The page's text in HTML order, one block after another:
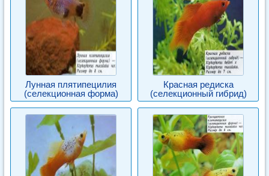
Лунная плятипецилия
(селекционная форма)
Красная редиска
(селекционный гибрид)